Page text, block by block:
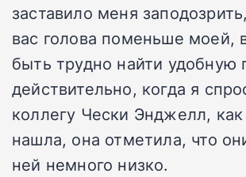
заставило меня
вас голова поменьше моей,
быть трудно найти удобную
действительно, когда я
коллегу Чески Энджелл,
нашла, она отметила, что
ней немного низко.